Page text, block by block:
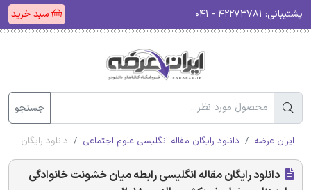
پشتیبانی: سبد خرید
جستجو
ایران عرضه دانلود رایگان مقاله انگلیسی علوم اجتماعی دانلود رایگان
دانلود رایگان مقاله انگلیسی رابطه میان خشونت خانوادگی